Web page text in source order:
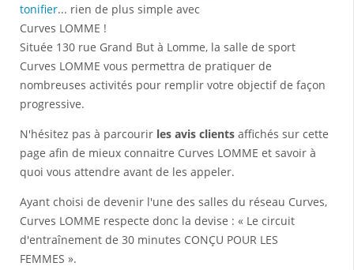
tonifier... rien de plus simple avec
Curves LOMME !
Située 130 rue Grand But à Lomme, la salle de sport
Curves LOMME vous permettra de pratiquer de
nombreuses activités pour remplir votre objectif de façon
progressive.
N'hésitez pas à parcourir les avis clients affichés sur cette
page afin de mieux connaitre Curves LOMME et savoir à
quoi vous attendre avant de les appeler.
Ayant choisi de devenir l'une des salles du réseau Curves,
Curves LOMME respecte donc la devise : « Le circuit
d'entraînement de 30 minutes CONÇU POUR LES
FEMMES ».